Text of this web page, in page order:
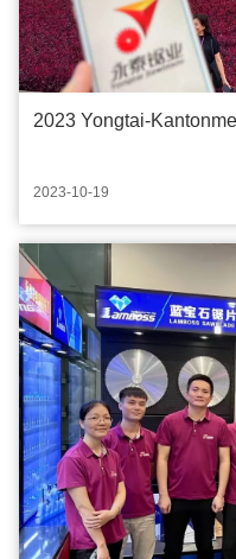
2023 Yongtai-
2023-10-19